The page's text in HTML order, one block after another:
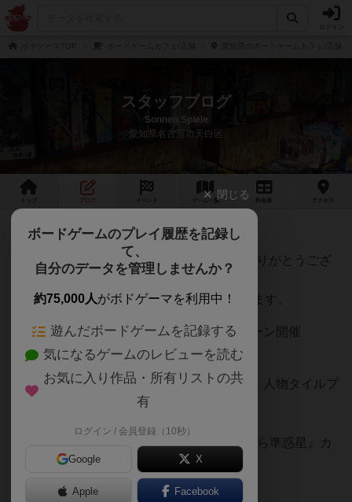
スタッフブログ
Sonnen Spiele
愛知県名古屋市天白区
ゲーム 一覧 料金 アクセス
🍁2025年11月の営業予定
いつも Sonnen Spieleをご利用いただきありがとうござ
11月の営業スケジュールをお知らせいたします。
🍁プレイホビージャパン！プロモキャンペーン開催
11/3まで開催中 残りわずか！
・ガリレオ・ガリレイ『エドモンドハレー』人物タイルプ
・SETI：地球外知的生命体探査『2006年から準惑星』カ
ードプレゼント🎉
🍁 ポイントサービスDAY
閉じる
ボードゲームのプレイ履歴を記録し
て、
自分のデータを管理しませんか？
約75,000人がボドゲーマを利用中！
遊んだボードゲームを記録する
気になるゲームのレビューを読む
お気に入り作品・所有リストの共
有
ログイン / 会員登録（10秒）
Google X
Apple Facebook